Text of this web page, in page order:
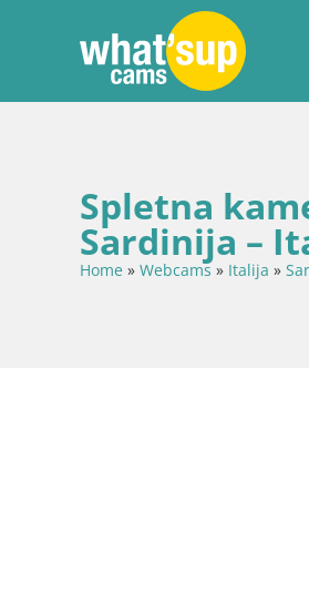
Spletna
Sardinija –
Home » Webcams » Italija »